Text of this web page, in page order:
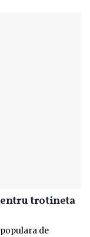
trotineta
de